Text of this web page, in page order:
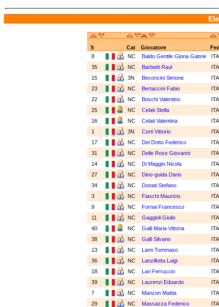
S Cat Giocatore
8
NC Baldo Gentile Giona Gabrie
35
NC Barbetti Raul
15
3N Beconcini Simone
23
NC Bertaccini Fabio
22
NC Boschi Valentino
25
NC Celati Stella
16
NC Celati Valentina
1
3N Corti Vittorio
17
NC Del Dotto Federico
31
NC Delle Rose Giovanni
14
NC Di Maggio Nicola
27
NC Dino-guida Dario
34
NC Donati Stefano
3
NC Fiaschi Maurizio
9
NC Fornai Francesco
11
NC Gaggioli Giulio
40
NC Galli Maria Vittoria
38
NC Galli Silvano
13
NC Lami Tommaso
36
NC Lanzillotta Luigi
18
NC Lari Ferruccio
39
NC Laurenzi Edoardo
7
NC Manzon Mattia
29
NC Massazza Federico